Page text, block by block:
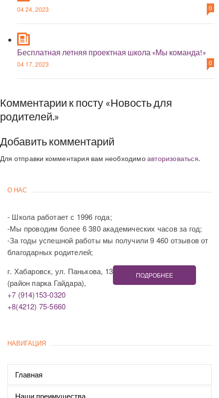
04 24, 2023 0
Бесплатная летняя проектная школа «Мы команда!»
04 17, 2023 0
Комментарии к посту «Новость для
родителей.»
Добавить комментарий
Для отправки комментария вам необходимоавторизоваться.
О НАС
- Школа работает с 1996 года;
-Мы проводим более 6 380 академических часов за год;
-За годы успешной работы мы получили 9 460 отзывов от
благодарных родителей;
г. Хабаровск, ул. Панькова, 13
(район парка Гайдара),
+7 (914)153-0320
+8(4212) 75-5660
ПОДРОБНЕЕ
НАВИГАЦИЯ
Главная
Наши преимущества